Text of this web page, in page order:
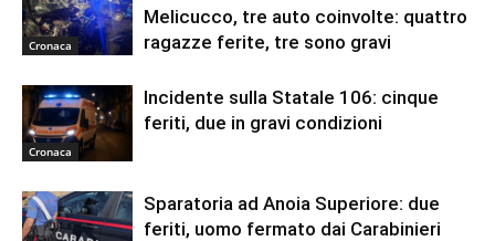
Cronaca
Melicucco, tre auto coinvolte: quattro
ragazze ferite, tre sono gravi
Cronaca
Incidente sulla Statale 106: cinque
feriti, due in gravi condizioni
Sparatoria ad Anoia Superiore: due
feriti, uomo fermato dai Carabinieri